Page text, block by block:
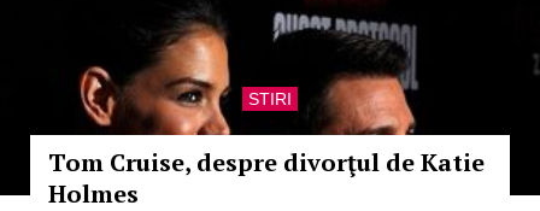
STIRI
Tom Cruise, despre divorţul de Katie
Holmes